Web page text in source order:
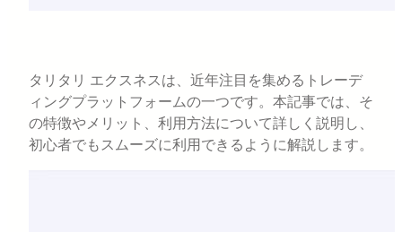
タリタリ エクスネスは、近年注目を集めるトレーデ
ィングプラットフォームの一つです。本記事では、そ
の特徴やメリット、利用方法について詳しく説明し、
初心者でもスムーズに利用できるように解説します。